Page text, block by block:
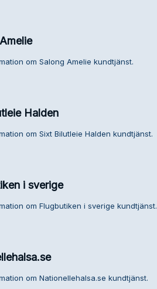
om Salong Amelie kundtjänst.
Halden
om Sixt Bilutleie Halden kundtjänst.
i sverige
om Flugbutiken i sverige kundtjänst.
om Nationellehalsa.se kundtjänst.